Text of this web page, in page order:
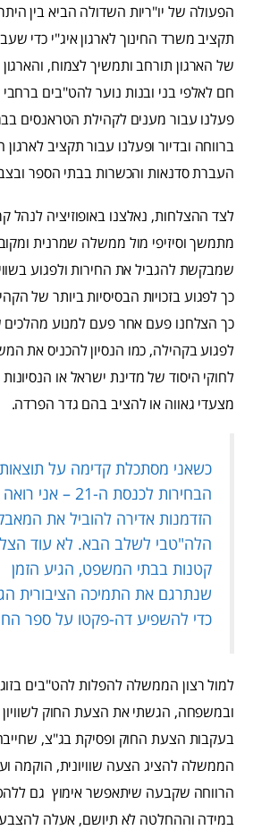
הפעולה של יו"ריות השדולה הביא בין
תקציב משרד החינוך לארגון איג"י כדי
של הארגון תורחב ותמשיך לצמוח, והארגון
חם לאלפי בני ובנות נוער להט"בים
פעלנו עבור מענים לקהילת הטראנסים
ברווחה ובדיור ופעלנו עבור תקציב לארגון
העברת סדנאות והכשרות בבתי הספר
לצד ההצלחות, נאלצנו באופוזיציה לנהל
מתמשך וסיזיפי מול ממשלה שמרנית
שמבקשת להגביל את החירות ולפגוע
כך לפגוע בזכויות הבסיסיות ביותר של
כך הצלחנו פעם אחר פעם למנוע מהלכים
לפגוע בקהילה, כמו הנסיון להכניס את
לחוקי היסוד של מדינת ישראל או
מצעדי גאווה או להציב בהם גדר הפרדה.
כשאני מסתכלת קדימה על תוצאות
הבחירות לכנסת ה-21 – אני רואה
הזדמנות אדירה להוביל את
הלה"טבי לשלב הבא. לא עוד
קטנות בבתי המשפט, הגיע הזמן
שנתרגם את התמיכה הציבורית
כדי להשפיע דה-פקטו על ספר
למול רצון הממשלה להפלות להט"בים
ובמשפחה, הגשתי את הצעת החוק לשוויון
בעקבות הצעת החוק ופסיקת בג"צ,
הממשלה להציג הצעה שוויונית, הוקמה
הרווחה שקבעה שיתאפשר אימוץ גם
במידה וההחלטה לא תיושם, אעלה